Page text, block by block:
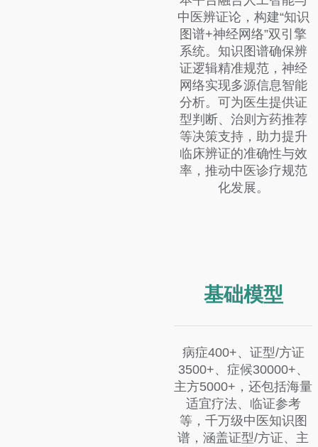
中医辨证论，构建“知识
图谱+神经网络”双引擎
系统。知识图谱确保辨
证逻辑精准规范，神经
网络实现多源信息智能
分析。可为医生提供证
型判断、治则方药推荐
等决策支持，助力提升
临床辨证的准确性与效
率，推动中医诊疗规范
化发展。
基础模型
病症400+、证型/方证
3500+、症候30000+、
主方5000+，还包括海量
适宜疗法、临证参考
等，千万级中医知识图
谱，涵盖证型/方证、主